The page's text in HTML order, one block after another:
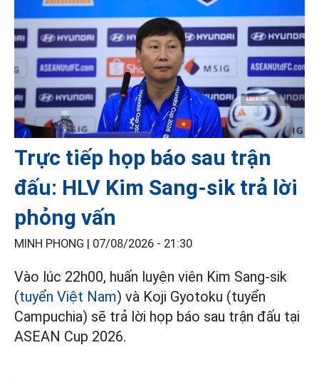
Trực tiếp họp báo sau trận
đấu: HLV Kim Sang-sik trả lời
phỏng vấn
MINH PHONG | 07/08/2026 - 21:30
Vào lúc 22h00, huấn luyện viên Kim Sang-sik
(tuyển Việt Nam) và Koji Gyotoku (tuyển
Campuchia) sẽ trả lời họp báo sau trận đấu tại
ASEAN Cup 2026.